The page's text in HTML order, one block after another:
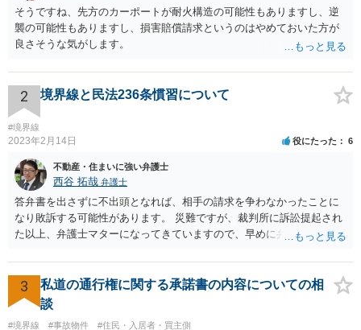
そうですね、先方のカーポートが耐火構造の可能性もありますし、逆
襲の可能性もありますし、損害賠償請求というのはやめておいた方が
良さそうな気がします。
2 境界線と民法236条慣習について
#境界線
2023年2月14日 役にたった 6
不動産・住まいに強い弁護士
西谷 拓哉 弁護士
答弁書を出さずに不出頭となれば、相手の請求を争わなかったことに
なり敗訴する可能性があります。 災難ですが、裁判所に訴訟提起され
た以上、弁護士マターになってきていますので、早めに弁護の依頼を
3
私道の通行権に関する承諾書の内容についての相
談
#境界線 #事故物件
#住民・入居者・買主側